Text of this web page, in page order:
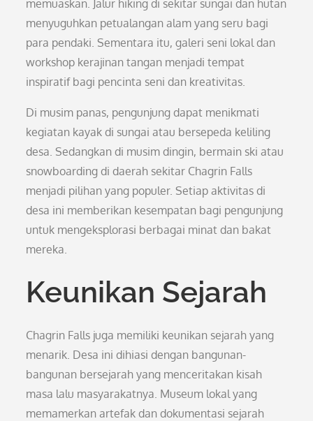
memuaskan. Jalur hiking di sekitar sungai dan hutan
menyuguhkan petualangan alam yang seru bagi
para pendaki. Sementara itu, galeri seni lokal dan
workshop kerajinan tangan menjadi tempat
inspiratif bagi pencinta seni dan kreativitas.
Di musim panas, pengunjung dapat menikmati
kegiatan kayak di sungai atau bersepeda keliling
desa. Sedangkan di musim dingin, bermain ski atau
snowboarding di daerah sekitar Chagrin Falls
menjadi pilihan yang populer. Setiap aktivitas di
desa ini memberikan kesempatan bagi pengunjung
untuk mengeksplorasi berbagai minat dan bakat
mereka.
Keunikan Sejarah
Chagrin Falls juga memiliki keunikan sejarah yang
menarik. Desa ini dihiasi dengan bangunan-
bangunan bersejarah yang menceritakan kisah
masa lalu masyarakatnya. Museum lokal yang
memamerkan artefak dan dokumentasi sejarah